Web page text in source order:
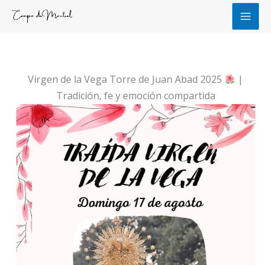
Virgen de la Vega Torre de Juan Abad 2025
|
Tradición, fe y emoción compartida